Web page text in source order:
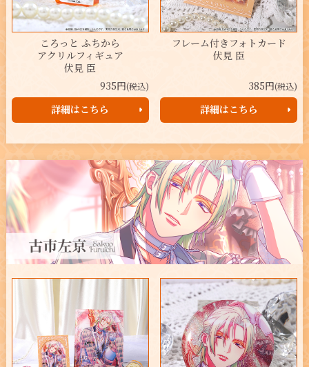
ころっと ふちから
アクリルフィギュア
伏見 臣
935円(税込)
詳細はこちら
フレーム付きフォトカード
伏見 臣
385円(税込)
詳細はこちら